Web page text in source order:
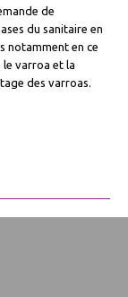
de
du sanitaire en
notamment en ce
le varroa et la
des varroas.